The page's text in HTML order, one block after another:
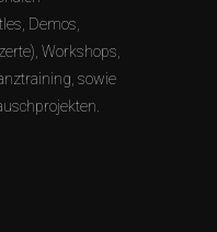
Demos,
Workshops,
sowie